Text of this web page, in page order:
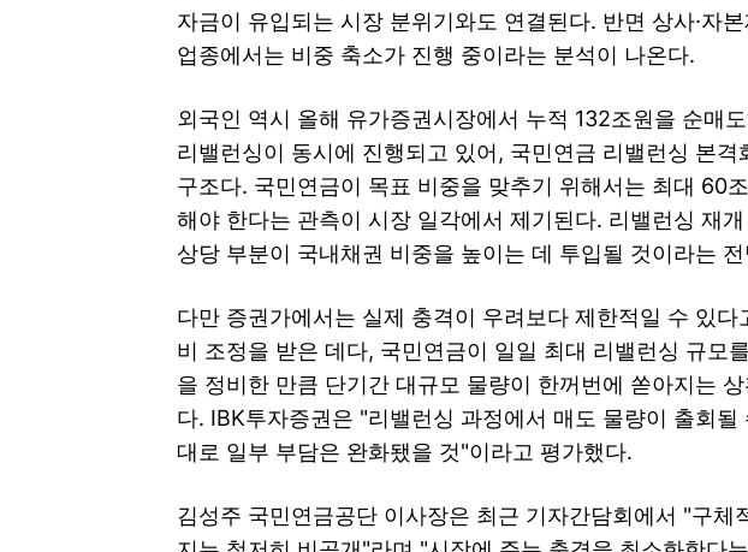
자금이 유입되는 시장 분위기와도 연결된다. 반면 상사·자
업종에서는 비중 축소가 진행 중이라는 분석이 나온다.
외국인 역시 올해 유가증권시장에서 누적 132조원을 순매
리밸런싱이 동시에 진행되고 있어, 국민연금 리밸런싱 본
구조다. 국민연금이 목표 비중을 맞추기 위해서는 최대 60
해야 한다는 관측이 시장 일각에서 제기된다. 리밸런싱 재
상당 부분이 국내채권 비중을 높이는 데 투입될 것이라는
다만 증권가에서는 실제 충격이 우려보다 제한적일 수 있
비 조정을 받은 데다, 국민연금이 일일 최대 리밸런싱 규모
을 정비한 만큼 단기간 대규모 물량이 한꺼번에 쏟아지는
다. IBK투자증권은 "리밸런싱 과정에서 매도 물량이 출회
대로 일부 부담은 완화됐을 것"이라고 평가했다.
김성주 국민연금공단 이사장은 최근 기자간담회에서 "구체